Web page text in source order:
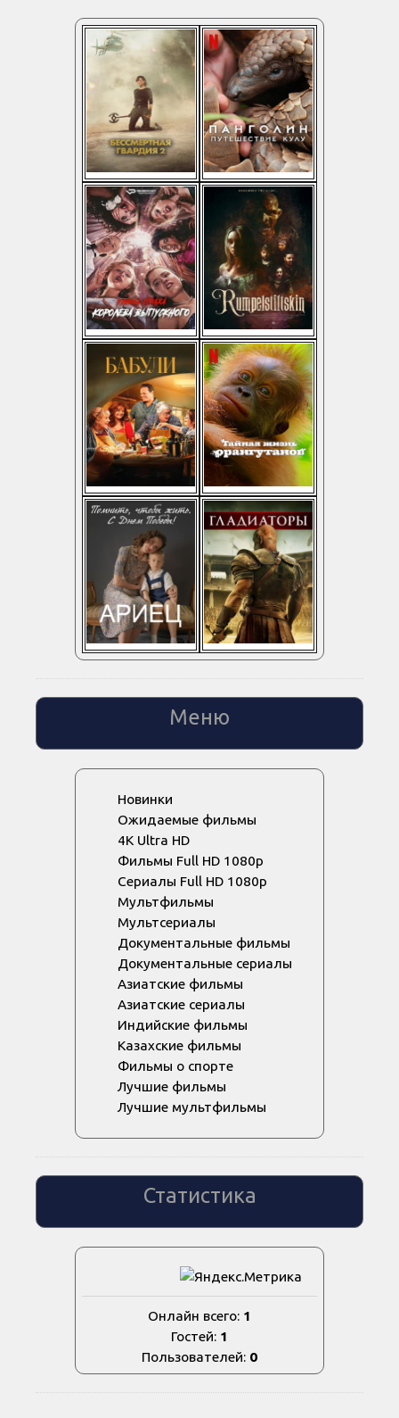
Меню
Новинки
Ожидаемые фильмы
4K Ultra HD
Фильмы Full HD 1080p
Сериалы Full HD 1080p
Мультфильмы
Мультсериалы
Документальные фильмы
Документальные сериалы
Азиатские фильмы
Азиатские сериалы
Индийские фильмы
Казахские фильмы
Фильмы о спорте
Лучшие фильмы
Лучшие мультфильмы
Статистика
Онлайн всего: 1
Гостей: 1
Пользователей: 0